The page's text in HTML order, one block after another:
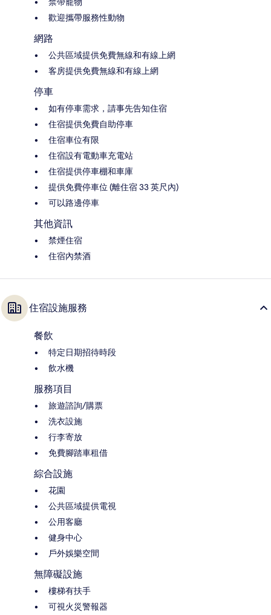
歡迎攜帶服務性動物
網路
公共區域提供免費無線和有線上網
客房提供免費無線和有線上網
停車
如有停車需求，請事先告知住宿
住宿提供免費自助停車
住宿車位有限
住宿設有電動車充電站
住宿提供停車棚和車庫
提供免費停車位 (離住宿 33 英尺內)
可以路邊停車
其他資訊
禁煙住宿
住宿內禁酒
住宿設施服務
餐飲
特定日期招待時段
飲水機
服務項目
旅遊諮詢/購票
洗衣設施
行李寄放
免費腳踏車租借
綜合設施
花園
公共區域提供電視
公用客廳
健身中心
戶外娛樂空間
無障礙設施
樓梯有扶手
可視火災警報器